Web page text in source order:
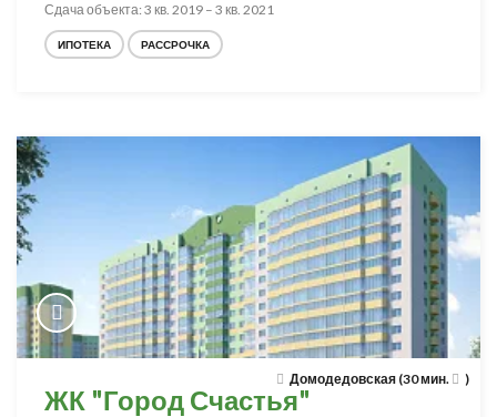
Сдача объекта: 3 кв. 2019 – 3 кв. 2021
ИПОТЕКА РАССРОЧКА
Домодедовская (30 мин. )
ЖК "Город Счастья"